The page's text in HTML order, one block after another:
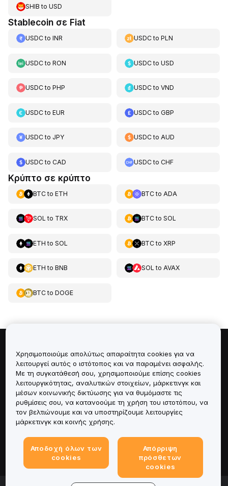
SHIB to USD
Stablecoin σε Fiat
USDCto INR USDCtoPLN
USDCto RON USDCtoUSD
USDCto PHP USDCtoVND
USDCto EUR USDCtoGBP
USDCto JPY USDCtoAUD
USDCto CAD USDCtoCHF
Κρύπτο σε κρύπτο
BTCto ETH BTCto ADA
SOL to TRX BTCto SOL
ETH to SOL BTCto XRP
ETH to BNB SOL to AVAX
BTCto DOGE
Πληροφορίες για
Υπηρεσίες
Υποστήριξη
Προϊόντα
Νομικά
Χρησιμοποιούμε απολύτως απαραίτητα cookies για να
λειτουργεί αυτός ο ιστότοπος και να παραμένει ασφαλής.
Με τη συγκατάθεσή σου, χρησιμοποιούμε επίσης cookies
λειτουργικότητας, αναλυτικών στοιχείων, μάρκετινγκ και
μέσων κοινωνικής δικτύωσης για να θυμόμαστε τις
ρυθμίσεις σου, να κατανοούμε τη χρήση του ιστοτόπου, να
τον βελτιώνουμε και να υποστηρίζουμε λειτουργίες
μάρκετινγκ και κοινής χρήσης.
Αποδοχή όλων των
cookies
Απόρριψη
πρόσθετων
cookies